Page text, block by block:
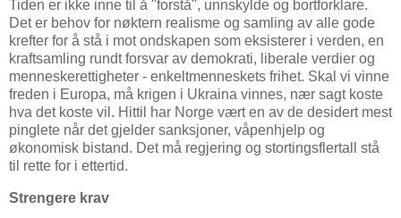
Tiden er ikke inne til å "forstå", unnskylde og bortforklare.
Det er behov for nøktern realisme og samling av alle gode
krefter for å stå i mot ondskapen som eksisterer i verden, en
kraftsamling rundt forsvar av demokrati, liberale verdier og
menneskerettigheter - enkeltmenneskets frihet. Skal vi vinne
freden i Europa, må krigen i Ukraina vinnes, nær sagt koste
hva det koste vil. Hittil har Norge vært en av de desidert mest
pinglete når det gjelder sanksjoner, våpenhjelp og
økonomisk bistand. Det må regjering og stortingsflertall stå
til rette for i ettertid.
Strengere krav